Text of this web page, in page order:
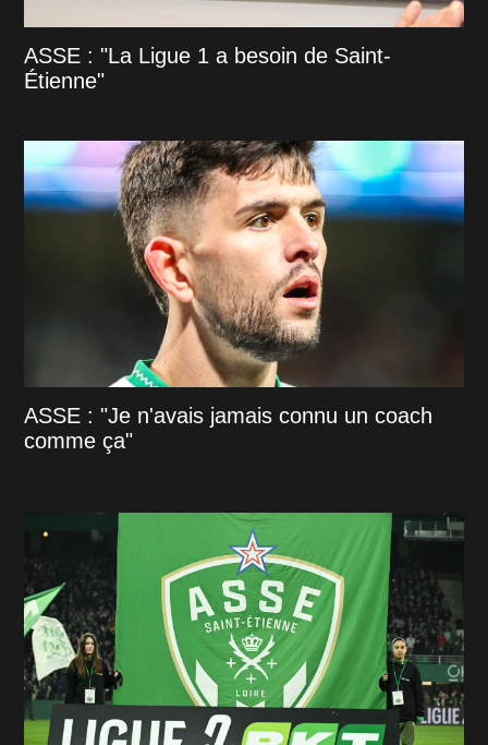
ASSE : "La Ligue 1 a besoin de Saint-
Étienne"
ASSE : "Je n'avais jamais connu un coach
comme ça"